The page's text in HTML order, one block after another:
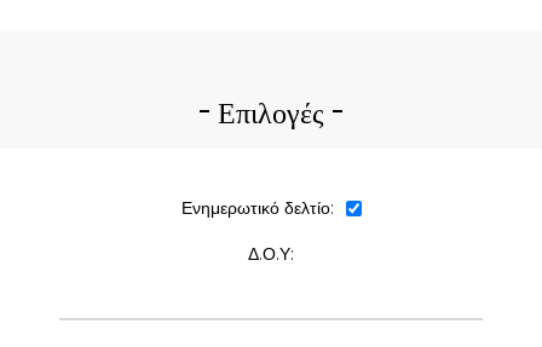
Επιλογές
Ενημερωτικό δελτίο:
Δ.Ο.Υ: